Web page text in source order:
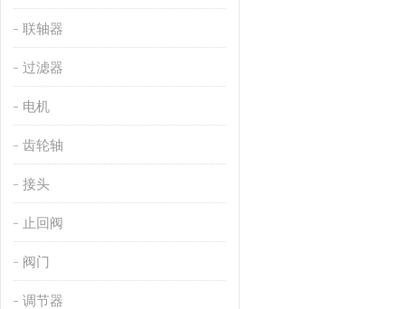
联轴器
过滤器
电机
齿轮轴
接头
止回阀
阀门
调节器